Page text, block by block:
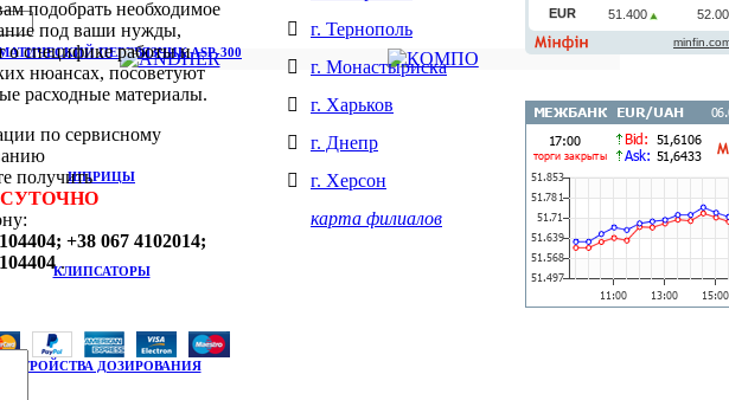
ПЕРЕВЯЗЧИК ASP-300
ШПРИЦЫ
КЛИПСАТОРЫ
УСТРОЙСТВА ДОЗИРОВАНИЯ
подобрать необходимое
под ваши нужды,
о специфике работы и
нюансах, посоветуют
расходные материалы.
по сервисному
получить
+38 067 4102014;
.
г. Тернополь
г. Монастыриска
г. Харьков
г. Днепр
г. Херсон
карта филиалов